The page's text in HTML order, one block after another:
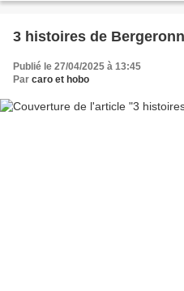
19021903lond#page/n251/mode/1up,
3 histoires de
Publié le 27/04/2025 à 13:45
Par caro et hobo